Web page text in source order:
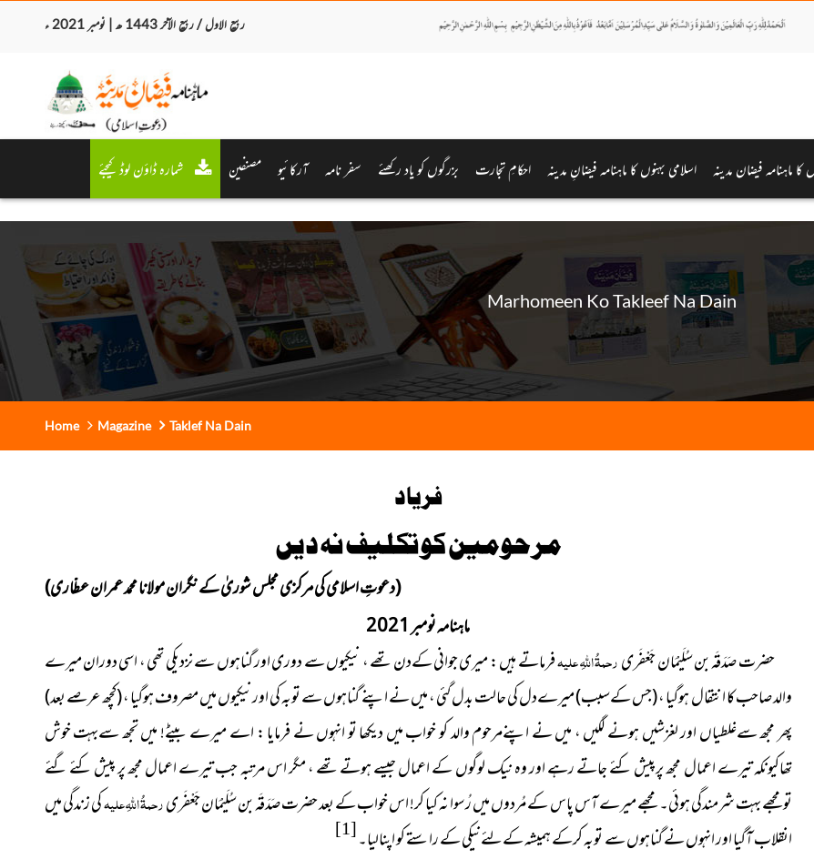
ربیع الاول / ربیع الآخر 1443 ھ | نومبر 2021 ء
کا ماہنامہ فیضان مدینہ اسلامی بہنوں کا ماہنامہ فیضانِ مدینہ احکامِ تجارت بزرگوں کو یاد رکھئے سفر نامہ آرکائیو مصنفین شمارہ ڈاؤن لوڈ کیجئے
Marhomeen Ko Takleef Na Dain
Home Magazine Taklef Na Dain
فریاد
مرحومین کو تکلیف نہ دیں
(دعوتِ اسلامی کی مرکزی مجلس شوریٰ کے نگران مولانا محمد عمران عطّاری)
ماہنامہ نومبر 2021
حضرت صَدَقَہ بن سُلَیْمَان جَعْفَریرحمۃُ اللہِ علیہفرماتے ہیں : میری جوانی کےدن تھے ، نیکیوں سے دوری اور گناہوں سے نزدیکی تھی ، اسی دوران میرے
والد صاحب کا انتقال ہوگیا ،(جس کےسبب)میرےدل کی حالت بدل گئی ، میں نے اپنے گناہوں سے توبہ کی اورنیکیوں میں مصروف ہوگیا ،(کچھ عرصے بعد)
پھر مجھ سےغلطیاں اور لغزشیں ہونے لگیں ، میں نے اپنےمرحوم والد کو خواب میں دیکھا تو انہوں نے فرمایا : اے میرے بیٹے! میں تجھ سےبہت خوش
تھاکیونکہ تیرے اعمال مجھ پرپیش کئے جاتے رہے اور وہ نیک لوگوں کے اعمال جیسے ہوتے تھے ، مگر اس مرتبہ جب تیرے اعمال مجھ پر پیش کئے گئے
تومجھے بہت شرمندگی ہوئی۔ مجھے میرے آس پاس کے مُردوں میں رُسوا نہ کیا کر! اس خواب کے بعد حضرت صَدَقَہ بن سُلَیْمَان جَعْفَریرحمۃُ اللہِ علیہکی زندگی میں
انقلاب آگیا اور انہوں نے گناہوں سے توبہ کرکے ہمیشہ کےلئےنیکی کے راستے کو اپنالیا۔[1]